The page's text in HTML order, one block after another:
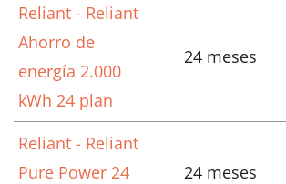
Reliant - Reliant
Ahorro de
energía 2.000
kWh 24 plan
24 meses
Reliant - Reliant
Pure Power 24
24 meses